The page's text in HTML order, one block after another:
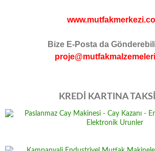
Bize E-Posta da
KREDİ KARTINA